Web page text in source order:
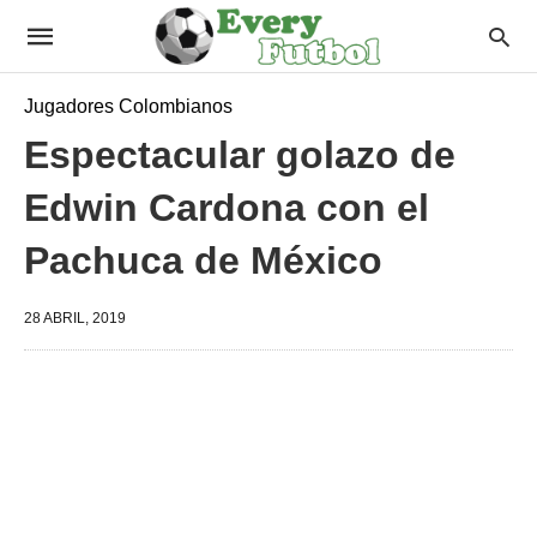
Jugadores Colombianos
Espectacular golazo de
Edwin Cardona con el
Pachuca de México
28 ABRIL, 2019